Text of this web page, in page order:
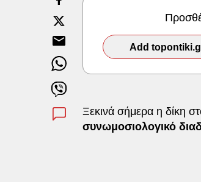
Add
Ξεκινά σήμερα η δίκη
συνωμοσιολογικό